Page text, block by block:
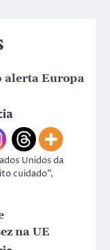
alerta Europa
Unidos da
cuidado”,
na UE